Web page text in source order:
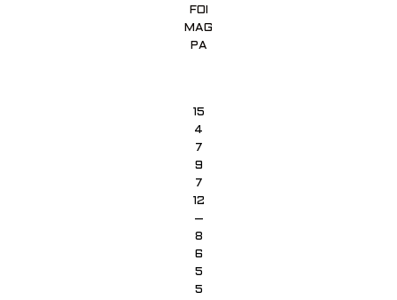
FOI
MAG
PA
15
4
7
9
7
12
–
8
6
5
5